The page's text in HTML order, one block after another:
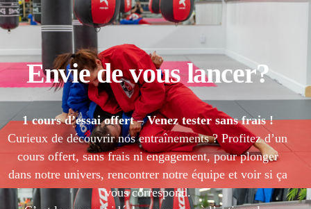
Envie de vous lancer?
1 cours d’essai offert – Venez tester sans frais !
Curieux de découvrir nos entraînements ? Profitez d’un
cours offert, sans frais ni engagement, pour plonger
dans notre univers, rencontrer notre équipe et voir si ça
vous correspond.